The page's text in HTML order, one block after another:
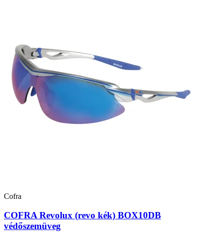
Cofra
COFRA Revolux (revo kék) BOX10DB
védőszemüveg